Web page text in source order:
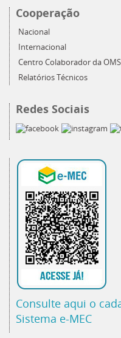
Cooperação
Nacional
Internacional
Centro Colaborador da OMS
Relatórios Técnicos
Redes Sociais
Consulte aqui o
Sistema e-MEC